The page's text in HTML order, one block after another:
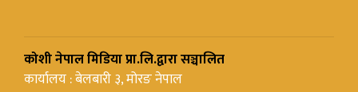
कोशी नेपाल मिडिया प्रा.लि.द्वारा सञ्चालित
कार्यालय : बेलबारी ३, मोरङ नेपाल